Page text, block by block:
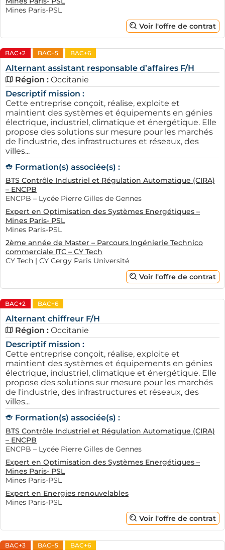
Mines Paris-PSL
Voir l'offre de contrat
BAC+2 BAC+5 BAC+6
Alternant assistant responsable d’affaires F/H
Région : Occitanie
Descriptif mission :
Cette entreprise conçoit, réalise, exploite et
maintient des systèmes et équipements en génies
électrique, industriel, climatique et énergétique. Elle
propose des solutions sur mesure pour les marchés
de l'industrie, des infrastructures et réseaux, des
villes...
Formation(s) associée(s) :
BTS Contrôle Industriel et Régulation Automatique (CIRA)
– ENCPB
ENCPB – Lycée Pierre Gilles de Gennes
Expert en Optimisation des Systèmes Energétiques –
Mines Paris- PSL
Mines Paris-PSL
2ème année de Master – Parcours Ingénierie Technico
commerciale ITC – CY Tech
CY Tech | CY Cergy Paris Université
Voir l'offre de contrat
BAC+2 BAC+6
Alternant chiffreur F/H
Région : Occitanie
Descriptif mission :
Cette entreprise conçoit, réalise, exploite et
maintient des systèmes et équipements en génies
électrique, industriel, climatique et énergétique. Elle
propose des solutions sur mesure pour les marchés
de l'industrie, des infrastructures et réseaux, des
villes...
Formation(s) associée(s) :
BTS Contrôle Industriel et Régulation Automatique (CIRA)
– ENCPB
ENCPB – Lycée Pierre Gilles de Gennes
Expert en Optimisation des Systèmes Energétiques –
Mines Paris- PSL
Mines Paris-PSL
Expert en Energies renouvelables
Mines Paris-PSL
Voir l'offre de contrat
BAC+3 BAC+5 BAC+6